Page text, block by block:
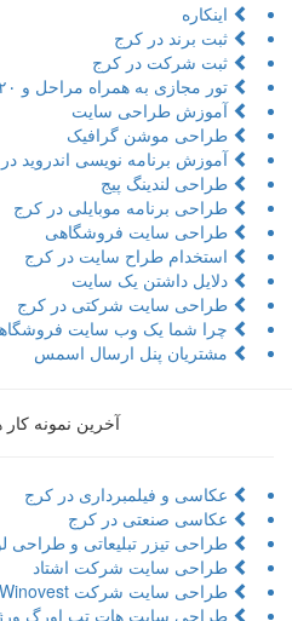
اینکاره
ثبت برند در کرج
ثبت شرکت در کرج
تور مجازی به همراه مراحل و ۲۰ مزیت آن
آموزش طراحی سایت
طراحی موشن گرافیک
آموزش برنامه نویسی اندروید در
طراحی لندینگ پیج
طراحی برنامه موبایلی در کرج
طراحی سایت فروشگاهی
استخدام طراح سایت در کرج
دلایل داشتن یک سایت
طراحی سایت شرکتی در کرج
چرا شما یک وب سایت فروشگاهی
مشتریان پنل ارسال اسمس
آخرین نمونه
عکاسی و فیلمبرداری در کرج
عکاسی صنعتی در کرج
طراحی تیزر تبلیعاتی و طراحی
طراحی سایت شرکت اشتاد
طراحی سایت شرکت Winovest
طراحی سایت هات تپ اورگ ورژن